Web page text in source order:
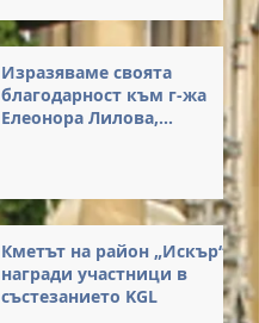
Изразяваме своята
благодарност към г-жа
Елеонора Лилова,
Началник на РУО – София-
вдъхновяващи думи и за
честта, която ни оказа с
присъствието си на
нашето събитие.
Кметът на район „Искър“
награди участници в
състезанието KGL